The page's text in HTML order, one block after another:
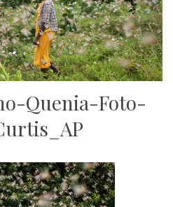
Quenia-Foto-